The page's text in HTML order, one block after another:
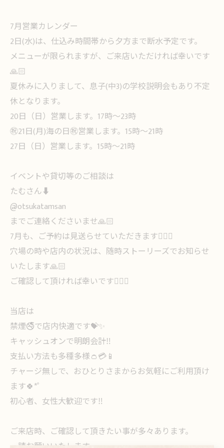
7月営業カレンダー
2日(水)は、仕込み時間帯から夕方まで断水予定です。
メニューが限られますが、ご来店いただければ幸いです
🙏🏻
夏休みに入りまして、息子(中3)の学校説明会もあり不定
休となります。
20日（日）営業します。17時〜23時
㊗️21日(月)海の日㊗️営業します。15時〜21時
27日（日）営業します。15時〜21時
イベントや貸切等のご相談は
たむさん⬇️
@otsukatamsan
までご連絡くださいませ🙏🏻
7月も、ご予約は見送らせていただきます🙇🏻‍♀️
穴場の時や店内の状況は、随時ストーリーズでお知らせ
いたします🙏🏻
ご確認して頂ければ幸いです🙇🏻‍♀️
当店は
禁煙🚭で店内快適です💝✨
キャッシュオンで明朗会計‼️
支払い方法も多種多様👛💳📱
チャージ無しで、おひとりさまからお気軽にご利用頂け
ます🍀*゜
初心者、女性大歓迎です‼️
ご来店時、ご確認して頂きたい事が多々あります。